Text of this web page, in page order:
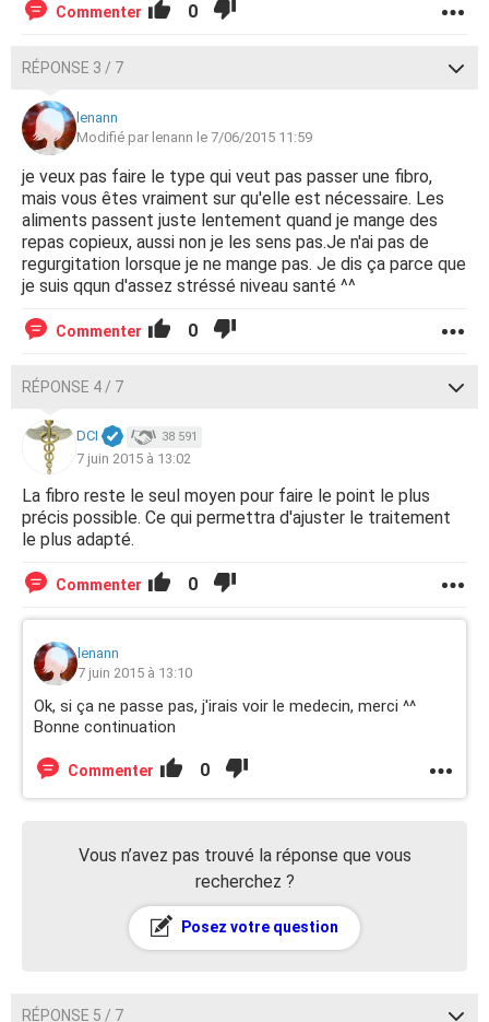
Commenter 0
RÉPONSE 3 / 7
lenann
Modifié par lenann le 7/06/2015 11:59
je veux pas faire le type qui veut pas passer une fibro,
mais vous êtes vraiment sur qu'elle est nécessaire. Les
aliments passent juste lentement quand je mange des
repas copieux, aussi non je les sens pas.Je n'ai pas de
regurgitation lorsque je ne mange pas. Je dis ça parce que
je suis qqun d'assez stréssé niveau santé ^^
Commenter 0
RÉPONSE 4 / 7
DCI 38 591
7 juin 2015 à 13:02
La fibro reste le seul moyen pour faire le point le plus
précis possible. Ce qui permettra d'ajuster le traitement
le plus adapté.
Commenter 0
lenann
7 juin 2015 à 13:10
Ok, si ça ne passe pas, j'irais voir le medecin, merci ^^
Bonne continuation
Commenter 0
Vous n’avez pas trouvé la réponse que vous
recherchez ?
Posez votre question
RÉPONSE 5 / 7